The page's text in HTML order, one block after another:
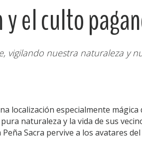
el culto
vigilando nuestra naturaleza y
localización especialmente
naturaleza y la vida de sus
Peña Sacra pervive a los avatares